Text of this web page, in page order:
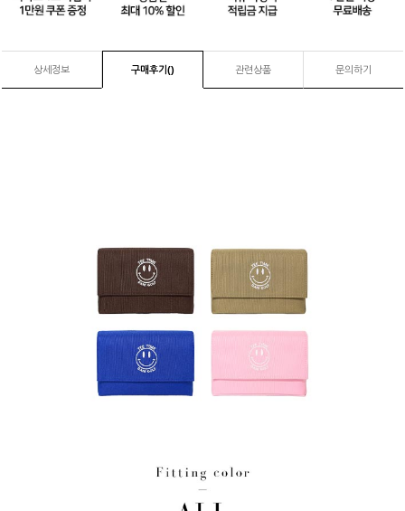
상세정보 구매후기() 관련상품 문의하기